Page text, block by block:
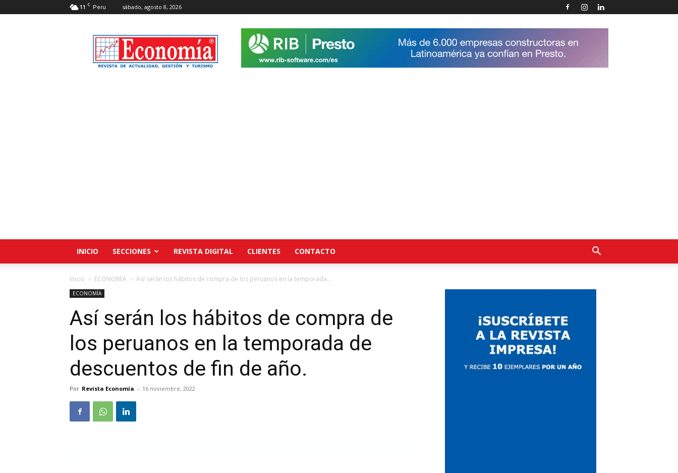
11 C Peru sábado, agosto 8, 2026
Revista
Economía
INICIO SECCIONES REVISTA DIGITAL CLIENTES CONTACTO
Inicio ECONOMÍA Así serán los hábitos de compra de los peruanos en la temporada...
ECONOMÍA
Así serán los hábitos de compra de
los peruanos en la temporada de
descuentos de fin de año.
Por Revista Economía - 16 noviembre, 2022